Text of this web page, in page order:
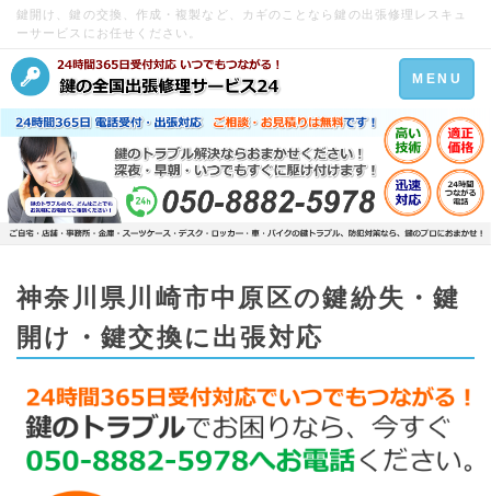
鍵開け、鍵の交換、作成・複製など、カギのことなら鍵の出張修理レスキュ
ーサービスにお任せください。
Toggle
navigation
MENU
神奈川県川崎市中原区の鍵紛失・鍵
開け・鍵交換に出張対応